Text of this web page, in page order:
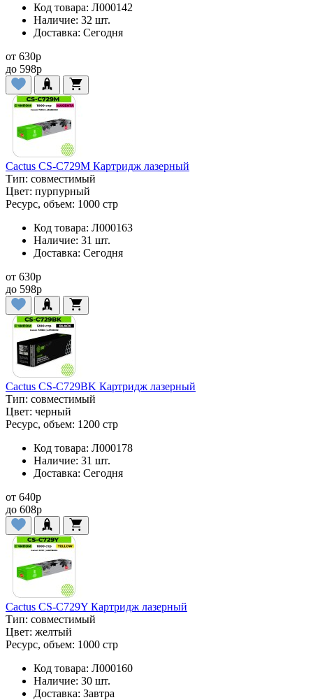
Код товара: Л000142
Наличие: 32 шт.
Доставка: Сегодня
от 630p
до 598p
Cactus CS-C729M Картридж лазерный
Тип: совместимый
Цвет: пурпурный
Ресурс, объем: 1000 стр
Код товара: Л000163
Наличие: 31 шт.
Доставка: Сегодня
от 630p
до 598p
Cactus CS-C729BK Картридж лазерный
Тип: совместимый
Цвет: черный
Ресурс, объем: 1200 стр
Код товара: Л000178
Наличие: 31 шт.
Доставка: Сегодня
от 640p
до 608p
Cactus CS-C729Y Картридж лазерный
Тип: совместимый
Цвет: желтый
Ресурс, объем: 1000 стр
Код товара: Л000160
Наличие: 30 шт.
Доставка: Завтра